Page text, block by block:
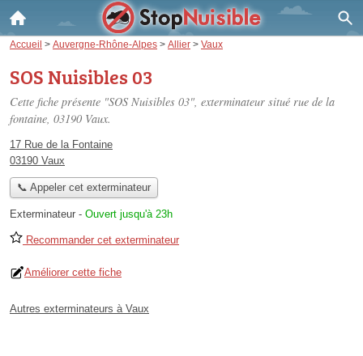
Accueil > Auvergne-Rhône-Alpes > Allier > Vaux
SOS Nuisibles 03
Cette fiche présente "SOS Nuisibles 03", exterminateur situé rue de la
fontaine, 03190 Vaux.
17 Rue de la Fontaine
03190 Vaux
📞 Appeler cet exterminateur
Exterminateur - Ouvert jusqu'à 23h
Recommander cet exterminateur
Améliorer cette fiche
Autres exterminateurs à Vaux